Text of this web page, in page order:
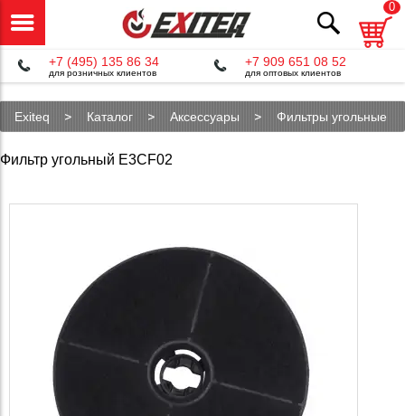
0
+7 (495) 135 86 34
для розничных клиентов
+7 909 651 08 52
для оптовых клиентов
Exiteq Каталог Аксессуары
Фильтры угольные
Фильтр угольный E3CF02